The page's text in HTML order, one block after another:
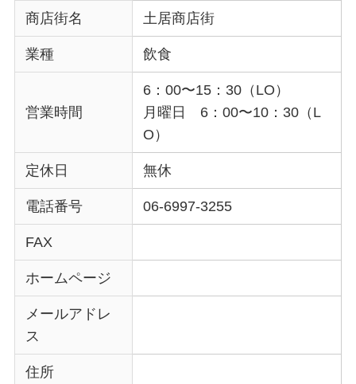
商店街名 土居商店街
業種 飲食
営業時間
6：00〜15：30（LO）
月曜日 6：00〜10：30（L
O）
定休日 無休
電話番号 06-6997-3255
FAX
ホームページ
メールアドレ
ス
住所